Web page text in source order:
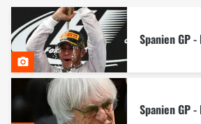
Spanien GP
Spanien GP